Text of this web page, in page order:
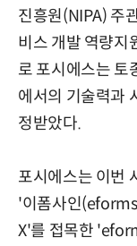
진흥원(NIPA) 주
비스 개발 역량지
로 포시에스는 토
에서의 기술력과
정받았다.
포시에스는 이번
'이폼사인
X'를 접목한